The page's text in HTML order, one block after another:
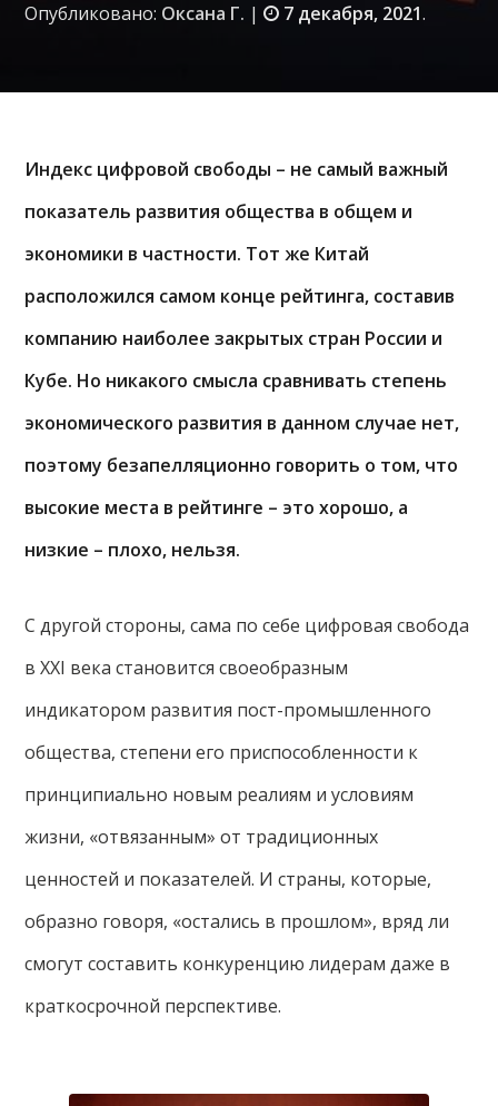
Опубликовано: Оксана Г. | 7 декабря, 2021.
Индекс цифровой свободы – не самый важный
показатель развития общества в общем и
экономики в частности. Тот же Китай
расположился самом конце рейтинга, составив
компанию наиболее закрытых стран России и
Кубе. Но никакого смысла сравнивать степень
экономического развития в данном случае нет,
поэтому безапелляционно говорить о том, что
высокие места в рейтинге – это хорошо, а
низкие – плохо, нельзя.
С другой стороны, сама по себе цифровая свобода
в XXI века становится своеобразным
индикатором развития пост-промышленного
общества, степени его приспособленности к
принципиально новым реалиям и условиям
жизни, «отвязанным» от традиционных
ценностей и показателей. И страны, которые,
образно говоря, «остались в прошлом», вряд ли
смогут составить конкуренцию лидерам даже в
краткосрочной перспективе.